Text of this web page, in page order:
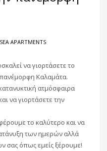
APARTMENTS
να γιορτάσετε το
Καλαμάτα.
ατμόσφαιρα
να γιορτάσετε την
το καλύτερο και να
των ημερών αλλά
σας όπως εμείς ξέρουμε!